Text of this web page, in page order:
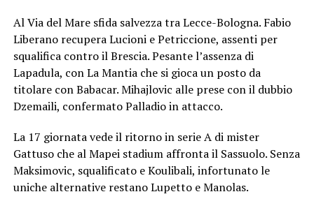
Al Via del Mare sfida salvezza tra Lecce-Bologna. Fabio
Liberano recupera Lucioni e Petriccione, assenti per
squalifica contro il Brescia. Pesante l’assenza di
Lapadula, con La Mantia che si gioca un posto da
titolare con Babacar. Mihajlovic alle prese con il dubbio
Dzemaili, confermato Palladio in attacco.
La 17 giornata vede il ritorno in serie A di mister
Gattuso che al Mapei stadium affronta il Sassuolo. Senza
Maksimovic, squalificato e Koulibali, infortunato le
uniche alternative restano Lupetto e Manolas.